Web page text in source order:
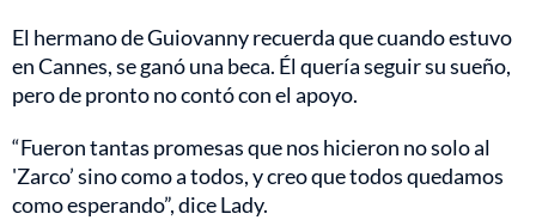
El hermano de Guiovanny recuerda que cuando estuvo
en Cannes, se ganó una beca. Él quería seguir su sueño,
pero de pronto no contó con el apoyo.
“Fueron tantas promesas que nos hicieron no solo al
'Zarco’ sino como a todos, y creo que todos quedamos
como esperando”, dice Lady.